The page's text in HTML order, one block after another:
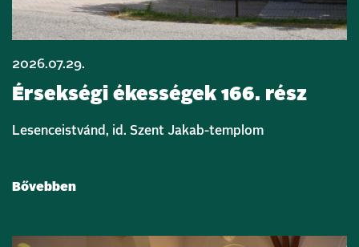
2026.07.29.
Érsekségi ékességek 166. rész
Lesenceistvánd, id. Szent Jakab-templom
Bővebben